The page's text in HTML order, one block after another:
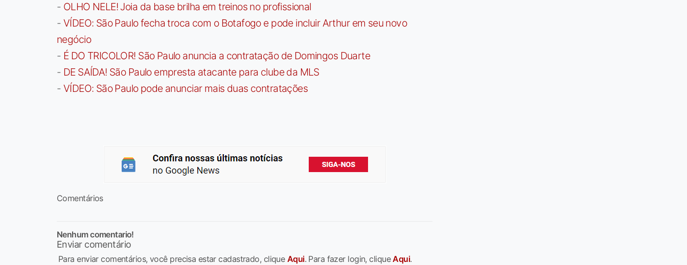
- OLHO NELE! Joia da base brilha em treinos no profissional
- VÍDEO: São Paulo fecha troca com o Botafogo e pode incluir Arthur em seu novo
negócio
- É DO TRICOLOR! São Paulo anuncia a contratação de Domingos Duarte
- DE SAÍDA! São Paulo empresta atacante para clube da MLS
- VÍDEO: São Paulo pode anunciar mais duas contratações
Comentários
Nenhum comentario!
Enviar comentário
Para enviar comentários, você precisa estar cadastrado, clique Aqui. Para fazer login, cliqueAqui.